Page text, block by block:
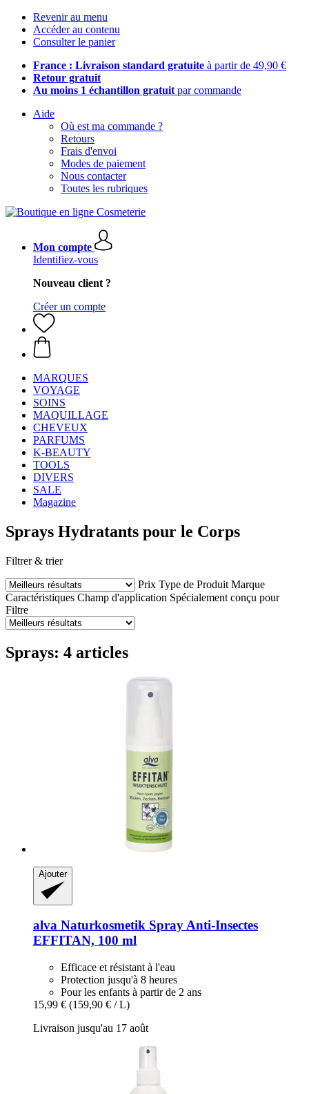
Revenir au menu
Accéder au contenu
Consulter le panier
France : Livraison standard gratuite à partir de 49,90 €
Retour gratuit
Au moins 1 échantillon gratuit par commande
Aide
Où est ma commande ?
Retours
Frais d'envoi
Modes de paiement
Nous contacter
Toutes les rubriques
Mon compte
Identifiez-vous
Nouveau client ?
Créer un compte
MARQUES
VOYAGE
SOINS
MAQUILLAGE
CHEVEUX
PARFUMS
K-BEAUTY
TOOLS
DIVERS
SALE
Magazine
Sprays Hydratants pour le Corps
Filtrer & trier
Prix Type de Produit Marque
Caractéristiques Champ d'application Spécialement conçu pour
Filtre
Sprays: 4 articles
Ajouter
alva Naturkosmetik Spray Anti-​Insectes
EFFITAN, 100 ml
Efficace et résistant à l'eau
Protection jusqu'à 8 heures
Pour les enfants à partir de 2 ans
15,99 € (159,90 € / L)
Livraison jusqu'au 17 août